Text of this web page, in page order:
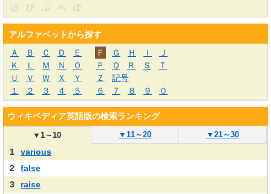
ぱ
ぴ ぷ ぺ ぽ
アルファベットから探す
Ａ
Ｂ Ｃ Ｄ Ｅ Ｆ Ｇ Ｈ Ｉ
Ｊ
Ｋ
Ｌ Ｍ Ｎ Ｏ Ｐ Ｑ Ｒ Ｓ
Ｔ
Ｕ
Ｖ Ｗ Ｘ Ｙ Ｚ
記号
１
２ ３ ４ ５ ６ ７ ８ ９ ０
ウィキペディア英語版の検索ランキング
▼1～10 ▼ 11～20 ▼ 21～30
1
various
2
false
3
raise